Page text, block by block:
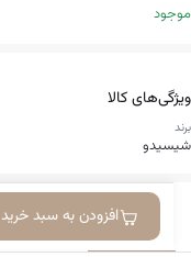
•غیر کومدون زاموجود
ویژگی‌های کالا
برند
شیسیدو
افزودن به سبد خریدمعرفی کالا ویژگی‌ها